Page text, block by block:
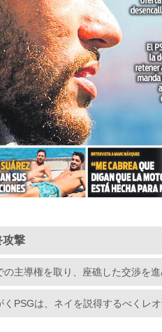
攻撃
主導権を取り、座礁した交渉を
PSGは、ネイを説得するべくレ